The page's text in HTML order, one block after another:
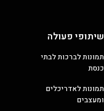
שיתופי פעולה
תמונות לברכות לבתי
כנסת
תמונות לאדריכלים
ומעצבים